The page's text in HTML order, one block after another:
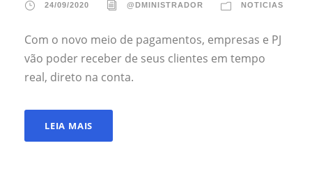
24/09/2020 @DMINISTRADOR NOTICIAS
Com o novo meio de pagamentos, empresas e PJ
vão poder receber de seus clientes em tempo
real, direto na conta.
LEIA MAIS